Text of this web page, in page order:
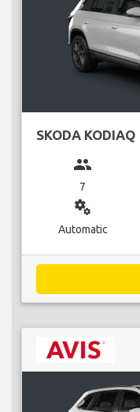
SKODA KODIAQ
group
7
miscellaneous_services
Automatic